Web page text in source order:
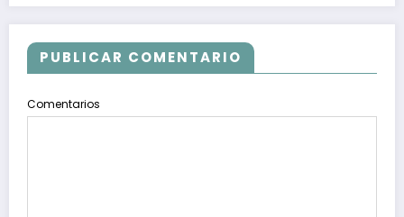
PUBLICAR COMENTARIO
Comentarios